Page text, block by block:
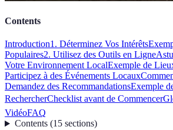
Contents
Introduction1. Déterminez Vos Intérêts
Populaires2. Utilisez des Outils en Ligne
Votre Environnement LocalExemple de
Participez à des Événements Locaux
Demandez des RecommandationsExemple
RechercherChecklist avant de Commencer
VidéoFAQ
Contents(15 sections)